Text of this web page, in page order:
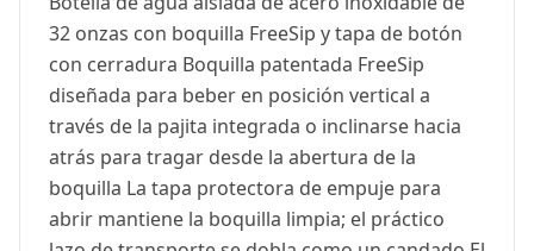
32 onzas con boquilla FreeSip y tapa de botón
con cerradura Boquilla patentada FreeSip
diseñada para beber en posición vertical a
través de la pajita integrada o inclinarse hacia
atrás para tragar desde la abertura de la
boquilla La tapa protectora de empuje para
abrir mantiene la boquilla limpia; el práctico